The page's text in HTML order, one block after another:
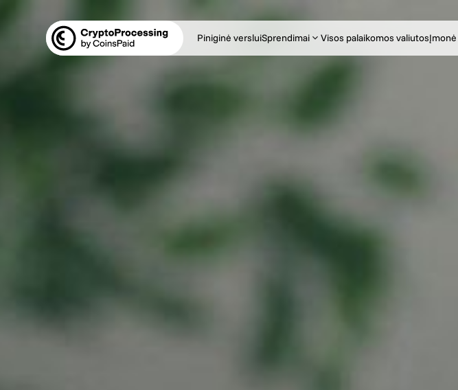
Piniginė versluiSprendimai Visos palaikomos valiutosĮmonė